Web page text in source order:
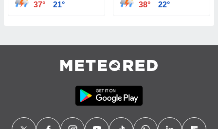
37° 21° 38° 22°